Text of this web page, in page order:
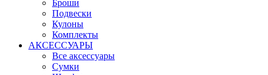
Броши
Подвески
Кулоны
Комплекты
АКСЕССУАРЫ
Все аксессуары
Сумки